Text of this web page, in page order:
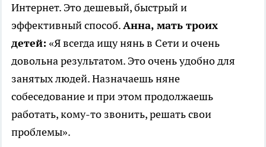
Интернет. Это дешевый, быстрый и
эффективный способ.Анна, мать троих
детей: «Я всегда ищу нянь в Сети и очень
довольна результатом. Это очень удобно для
занятых людей. Назначаешь няне
собеседование и при этом продолжаешь
работать, кому-то звонить, решать свои
проблемы».